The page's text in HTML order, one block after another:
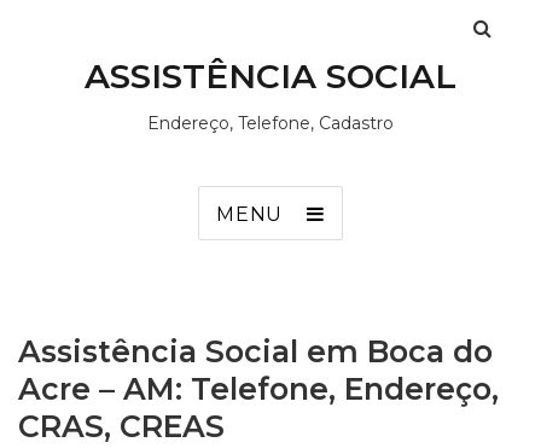
ASSISTÊNCIA SOCIAL
Endereço, Telefone, Cadastro
MENU
Assistência Social em Boca do
Acre – AM: Telefone, Endereço,
CRAS, CREAS